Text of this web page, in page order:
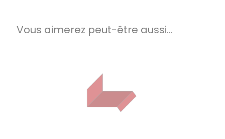
Vous aimerez peut-être aussi…